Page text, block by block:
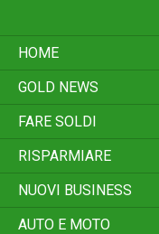
content
HOME
GOLD NEWS
FARE SOLDI
RISPARMIARE
NUOVI BUSINESS
AUTO E MOTO